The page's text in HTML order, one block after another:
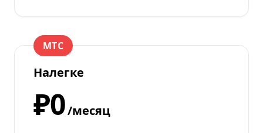
МТС
Налегке
₽0/месяц